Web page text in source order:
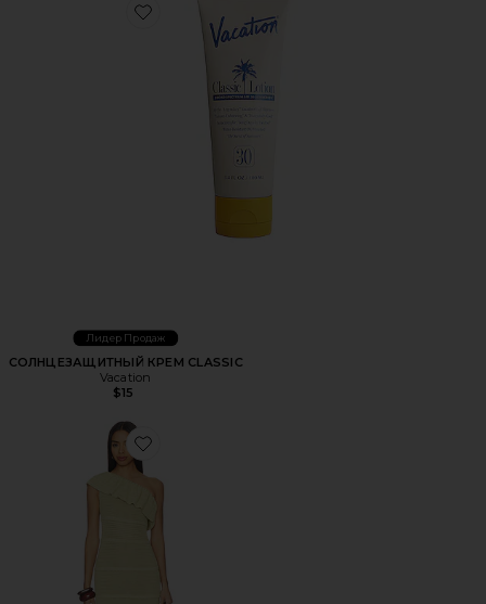
Favorite СОЛНЦЕЗАЩИТНЫЙ КРЕМ CLASSIC
Лидер Продаж
СОЛНЦЕЗАЩИТНЫЙ КРЕМ CLASSIC
Vacation
$15
Favorite ПЛАТЬЕ KENZEE